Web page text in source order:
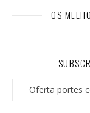
OS
Oferta portes